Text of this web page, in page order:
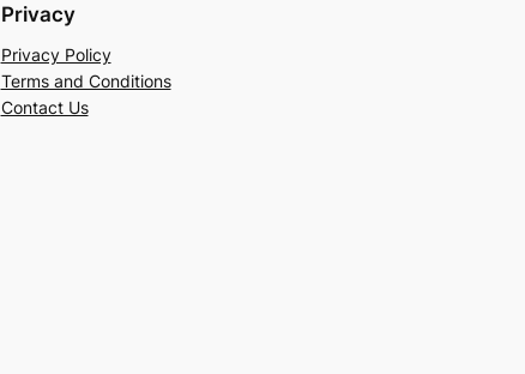
Privacy
Privacy Policy
Terms and Conditions
Contact Us